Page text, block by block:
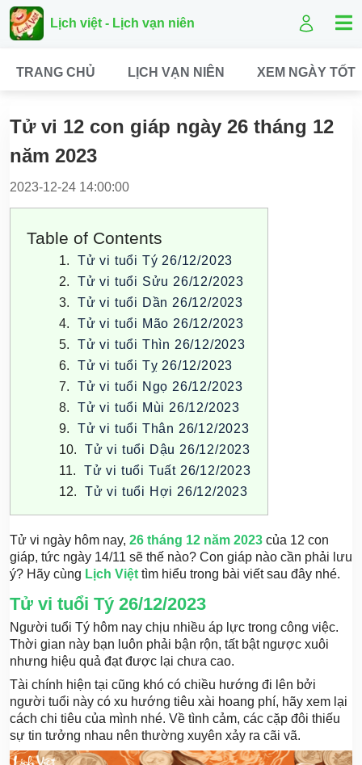
Lịch việt - Lịch vạn niên
TRANG CHỦ LỊCH VẠN NIÊN XEM NGÀY TỐT
Tử vi 12 con giáp ngày 26 tháng 12
năm 2023
2023-12-24 14:00:00
Table of Contents
Tử vi tuổi Tý 26/12/2023
Tử vi tuổi Sửu 26/12/2023
Tử vi tuổi Dần 26/12/2023
Tử vi tuổi Mão 26/12/2023
Tử vi tuổi Thìn 26/12/2023
Tử vi tuổi Tỵ 26/12/2023
Tử vi tuổi Ngọ 26/12/2023
Tử vi tuổi Mùi 26/12/2023
Tử vi tuổi Thân 26/12/2023
Tử vi tuổi Dậu 26/12/2023
Tử vi tuổi Tuất 26/12/2023
Tử vi tuổi Hợi 26/12/2023
Tử vi ngày hôm nay, 26 tháng 12 năm 2023 của 12 con
giáp, tức ngày 14/11 sẽ thế nào? Con giáp nào cần phải lưu
ý? Hãy cùng Lịch Việt tìm hiểu trong bài viết sau đây nhé.
Tử vi tuổi Tý 26/12/2023
Người tuổi Tý hôm nay chịu nhiều áp lực trong công việc.
Thời gian này bạn luôn phải bận rộn, tất bật ngược xuôi
nhưng hiệu quả đạt được lại chưa cao.
Tài chính hiện tại cũng khó có chiều hướng đi lên bởi
người tuổi này có xu hướng tiêu xài hoang phí, hãy xem lại
cách chi tiêu của mình nhé. Về tình cảm, các cặp đôi thiếu
sự tin tưởng nhau nên thường xuyên xảy ra cãi vã.